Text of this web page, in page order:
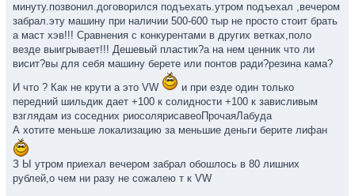
минуту.позвонил.договорился подъехать.утром подъехал ,вечером
забрал.эту машину при наличии 500-600 тыр не просто стоит брать
а маст хэв!!! Сравнения с конкурентами в других ветках,поло
везде выигрывает!!! Дешевый пластик?а на нем ценник что ли
висит?вы для себя машину берете или понтов ради?резина кама?
И что ? Как не крути а это VW
и при езде один только
передний шильдик дает +100 к солидности +100 к зависливым
взглядам из соседних риосолярисавеоПрочаяЛабуда
А хотите меньше локализацию за меньшие деньги берите лифан
З Ы утром приехал вечером забрал обошлось в 80 лишних
рублей,о чем ни разу не сожалею т к VW